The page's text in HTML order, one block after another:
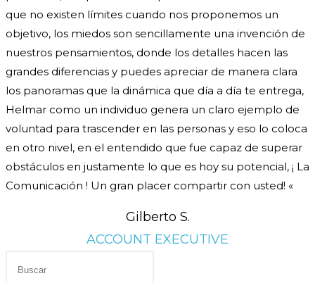
que no existen límites cuando nos proponemos un
objetivo, los miedos son sencillamente una invención de
nuestros pensamientos, donde los detalles hacen las
grandes diferencias y puedes apreciar de manera clara
los panoramas que la dinámica que día a día te entrega,
Helmar como un individuo genera un claro ejemplo de
voluntad para trascender en las personas y eso lo coloca
en otro nivel, en el entendido que fue capaz de superar
obstáculos en justamente lo que es hoy su potencial, ¡ La
Comunicación ! Un gran placer compartir con usted! «
Gilberto S.
ACCOUNT EXECUTIVE